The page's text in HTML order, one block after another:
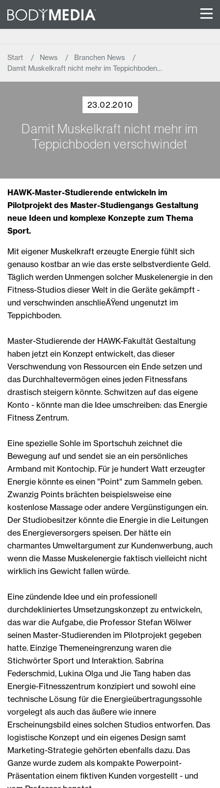
Start News
Branchen News
Damit Muskelkraft nicht mehr im Teppichboden…
23.02.2010
Damit Muskelkraft nicht mehr im
Teppichboden verschwindet
HAWK-Master-Studierende entwickeln im
Pilotprojekt des Master-Studiengangs Gestaltung
neue Ideen und komplexe Konzepte zum Thema
Sport.
Mit eigener Muskelkraft erzeugte Energie fühlt sich
genauso kostbar an wie das erste selbstverdiente Geld.
Täglich werden Unmengen solcher Muskelenergie in den
Fitness-Studios dieser Welt in die Geräte gekämpft -
und verschwinden anschlieÃŸend ungenutzt im
Teppichboden.
Master-Studierende der HAWK-Fakultät Gestaltung
haben jetzt ein Konzept entwickelt, das dieser
Verschwendung von Ressourcen ein Ende setzen und
das Durchhaltevermögen eines jeden Fitnessfans
drastisch steigern könnte. Schwitzen auf das eigene
Konto - könnte man die Idee umschreiben: das Energie
Fitness Zentrum.
Eine spezielle Sohle im Sportschuh zeichnet die
Bewegung auf und sendet sie an ein persönliches
Armband mit Kontochip. Für je hundert Watt erzeugter
Energie könnte es einen "Point" zum Sammeln geben.
Zwanzig Points brächten beispielsweise eine
kostenlose Massage oder andere Vergünstigungen ein.
Der Studiobesitzer könnte die Energie in die Leitungen
des Energieversorgers speisen. Der hätte ein
charmantes Umweltargument zur Kundenwerbung, auch
wenn die Masse Muskelenergie faktisch vielleicht nicht
wirklich ins Gewicht fallen würde.
Eine zündende Idee und ein professionell
durchdekliniertes Umsetzungskonzept zu entwickeln,
das war die Aufgabe, die Professor Stefan Wölwer
seinen Master-Studierenden im Pilotprojekt gegeben
hatte. Einzige Themeneingrenzung waren die
Stichwörter Sport und Interaktion. Sabrina
Federschmid, Lukina Olga und Jie Tang haben das
Energie-Fitnesszentrum konzipiert und sowohl eine
technische Lösung für die Energieübertragungssohle
vorgelegt als auch das äußere wie innere
Erscheinungsbild eines solchen Studios entworfen. Das
logistische Konzept und ein eigenes Design samt
Marketing-Strategie gehörten ebenfalls dazu. Das
Ganze wurde zudem als kompakte Powerpoint-
Präsentation einem fiktiven Kunden vorgestellt - und